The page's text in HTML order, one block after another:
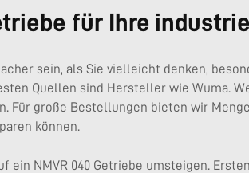
für Ihre
sein, als Sie vielleicht denken,
Quellen sind Hersteller wie Wuma.
große Bestellungen bieten wir
können.
NMVR 040 Getriebe umsteigen.